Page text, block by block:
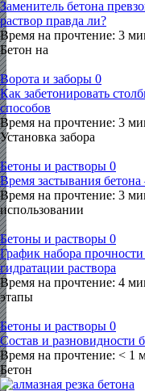
Заменитель бетона
раствор правда ли?
Время на прочтение: 3
Бетон на
Ворота и заборы 0
Как забетонировать
способов
Время на прочтение: 3
Установка забора
Бетоны и растворы 0
Время застывания
Время на прочтение: 3
использовании
Бетоны и растворы 0
График набора
гидратации раствора
Время на прочтение: 4
этапы
Бетоны и растворы 0
Состав и разновидности
Время на прочтение: < 1
Бетон